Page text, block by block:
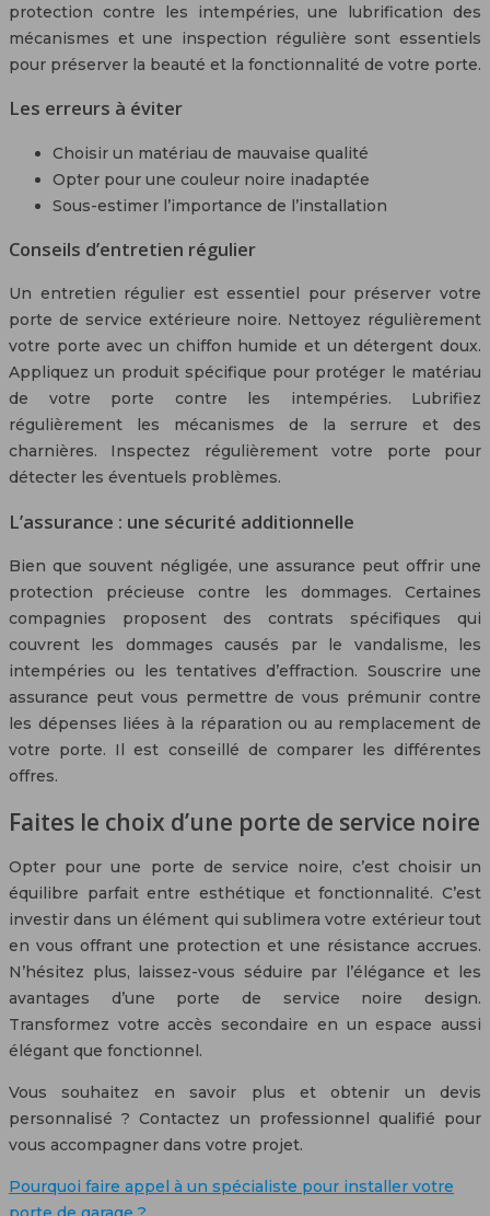
protection contre les intempéries, une lubrification des
mécanismes et une inspection régulière sont essentiels
pour préserver la beauté et la fonctionnalité de votre porte.
Les erreurs à éviter
Choisir un matériau de mauvaise qualité
Opter pour une couleur noire inadaptée
Sous-estimer l’importance de l’installation
Conseils d’entretien régulier
Un entretien régulier est essentiel pour préserver votre
porte de service extérieure noire. Nettoyez régulièrement
votre porte avec un chiffon humide et un détergent doux.
Appliquez un produit spécifique pour protéger le matériau
de votre porte contre les intempéries. Lubrifiez
régulièrement les mécanismes de la serrure et des
charnières. Inspectez régulièrement votre porte pour
détecter les éventuels problèmes.
L’assurance : une sécurité additionnelle
Bien que souvent négligée, une assurance peut offrir une
protection précieuse contre les dommages. Certaines
compagnies proposent des contrats spécifiques qui
couvrent les dommages causés par le vandalisme, les
intempéries ou les tentatives d’effraction. Souscrire une
assurance peut vous permettre de vous prémunir contre
les dépenses liées à la réparation ou au remplacement de
votre porte. Il est conseillé de comparer les différentes
offres.
Faites le choix d’une porte de service noire
Opter pour une porte de service noire, c’est choisir un
équilibre parfait entre esthétique et fonctionnalité. C’est
investir dans un élément qui sublimera votre extérieur tout
en vous offrant une protection et une résistance accrues.
N’hésitez plus, laissez-vous séduire par l’élégance et les
avantages d’une porte de service noire design.
Transformez votre accès secondaire en un espace aussi
élégant que fonctionnel.
Vous souhaitez en savoir plus et obtenir un devis
personnalisé ? Contactez un professionnel qualifié pour
vous accompagner dans votre projet.
Pourquoi faire appel à un spécialiste pour installer votre